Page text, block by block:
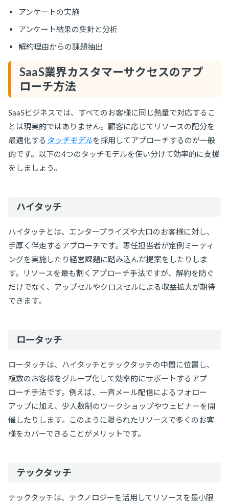
アンケートの実施
アンケート結果の集計と分析
解約理由からの課題抽出
SaaS業界カスタマーサクセスのアプ
ローチ方法
SaaSビジネスでは、すべてのお客様に同じ熱量で対応するこ
とは現実的ではありません。顧客に応じてリソースの配分を
最適化する タッチモデルを採用してアプローチするのが一般
的です。以下の4つのタッチモデルを使い分けて効率的に支援
をしましょう。
ハイタッチ
ハイタッチとは、エンタープライズや大口のお客様に対し、
手厚く伴走するアプローチです。専任担当者が定例ミーティ
ングを実施したり経営課題に踏み込んだ提案をしたりしま
す。リソースを最も割くアプローチ手法ですが、解約を防ぐ
だけでなく、アップセルやクロスセルによる収益拡大が期待
できます。
ロータッチ
ロータッチは、ハイタッチとテックタッチの中間に位置し、
複数のお客様をグループ化して効率的にサポートするアプ
ローチ手法です。例えば、一斉メール配信によるフォロー
アップに加え、少人数制のワークショップやウェビナーを開
催したりします。このように限られたリソースで多くのお客
様をカバーできることがメリットです。
テックタッチ
テックタッチは、テクノロジーを活用してリソースを最小限